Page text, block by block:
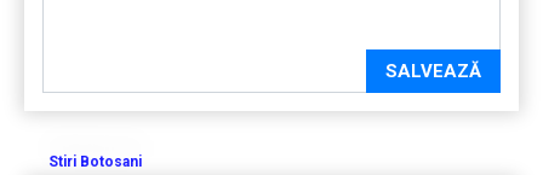
SALVEAZĂ
Stiri Botosani